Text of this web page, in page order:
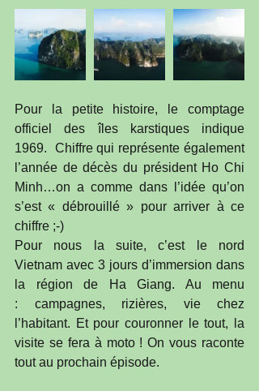
Pour la petite histoire, le comptage
officiel des îles karstiques indique
1969.  Chiffre qui représente également
l’année de décès du président Ho Chi
Minh…on a comme dans l’idée qu’on
s’est « débrouillé » pour arriver à ce
chiffre ;-)
Pour nous la suite, c’est le nord
Vietnam avec 3 jours d’immersion dans
la région de Ha Giang. Au menu
: campagnes, rizières, vie chez
l’habitant. Et pour couronner le tout, la
visite se fera à moto ! On vous raconte
tout au prochain épisode.